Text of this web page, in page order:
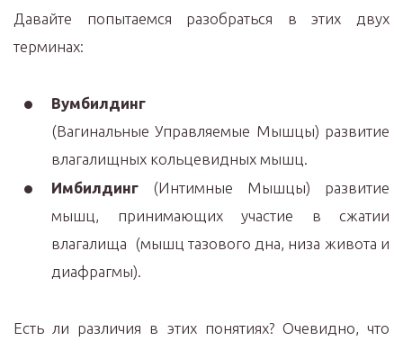
Давайте попытаемся разобраться в этих двух
терминах:
Вумбилдинг
(Вагинальные Управляемые Мышцы) развитие
влагалищных кольцевидных мышц.
Имбилдинг (Интимные Мышцы) развитие
мышц, принимающих участие в сжатии
влагалища (мышц тазового дна, низа живота и
диафрагмы).
Есть ли различия в этих понятиях? Очевидно, что